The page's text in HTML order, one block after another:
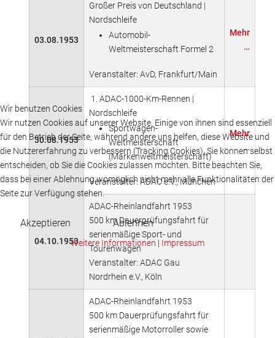
03.08.1953
Großer Preis von Deutschland |
Nordschleife
Automobil-
Weltmeisterschaft Formel 2
Veranstalter: AvD, Frankfurt/Main
Mehr
…
30.08.1953
1. ADAC-1000-Km-Rennen |
Nordschleife
Sportwagen-
Weltmeisterschaft
(Markenweltmeisterschaft)
Veranstalter: ADAC e.V., München
Mehr
…
04.10.1953
ADAC-Rheinlandfahrt 1953
500 km Dauerprüfungsfahrt für
serienmäßige Sport- und
Tourenwagen
Veranstalter: ADAC Gau
Nordrhein e.V., Köln
ADAC-Rheinlandfahrt 1953
500 km Dauerprüfungsfahrt für
serienmäßige Motorroller sowie
Wir benutzen Cookies
Wir nutzen Cookies auf unserer Website. Einige von ihnen sind essenziell
für den Betrieb der Seite, während andere uns helfen, diese Website und
die Nutzererfahrung zu verbessern (Tracking Cookies). Sie können selbst
entscheiden, ob Sie die Cookies zulassen möchten. Bitte beachten Sie,
dass bei einer Ablehnung womöglich nicht mehr alle Funktionalitäten der
Seite zur Verfügung stehen.
Akzeptieren Ablehnen
Weitere Informationen | Impressum